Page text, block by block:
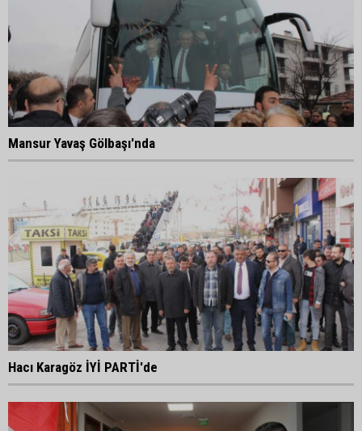
Mansur Yavaş Gölbaşı'nda
Hacı Karagöz İYİ PARTİ'de